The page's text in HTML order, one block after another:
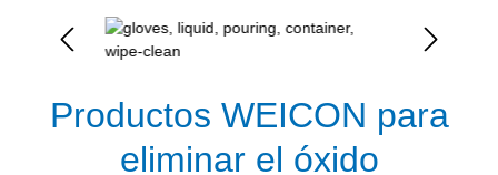
Omitir galería de imágenes
Productos WEICON para
eliminar el óxido